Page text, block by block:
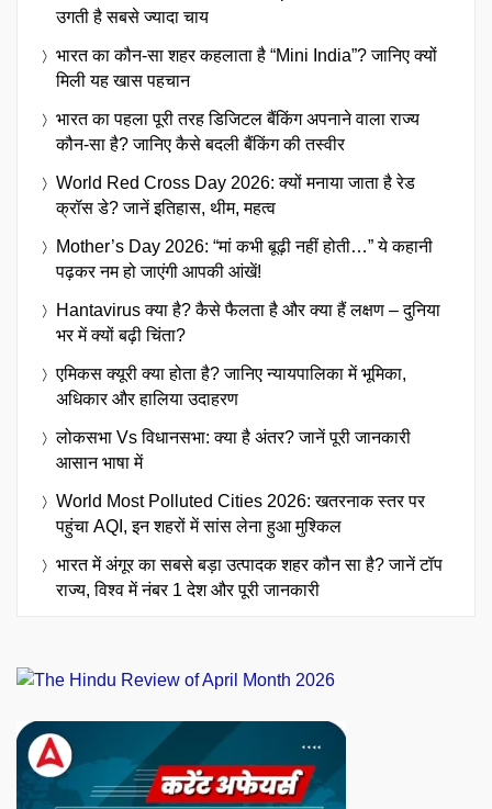
उगती है सबसे ज्यादा चाय
भारत का कौन-सा शहर कहलाता है “Mini India”? जानिए क्यों
मिली यह खास पहचान
भारत का पहला पूरी तरह डिजिटल बैंकिंग अपनाने वाला राज्य
कौन-सा है? जानिए कैसे बदली बैंकिंग की तस्वीर
World Red Cross Day 2026: क्यों मनाया जाता है रेड
क्रॉस डे? जानें इतिहास, थीम, महत्व
Mother’s Day 2026: “मां कभी बूढ़ी नहीं होती…” ये कहानी
पढ़कर नम हो जाएंगी आपकी आंखें!
Hantavirus क्या है? कैसे फैलता है और क्या हैं लक्षण – दुनिया
भर में क्यों बढ़ी चिंता?
एमिकस क्यूरी क्या होता है? जानिए न्यायपालिका में भूमिका,
अधिकार और हालिया उदाहरण
लोकसभा Vs विधानसभा: क्या है अंतर? जानें पूरी जानकारी
आसान भाषा में
World Most Polluted Cities 2026: खतरनाक स्तर पर
पहुंचा AQI, इन शहरों में सांस लेना हुआ मुश्किल
भारत में अंगूर का सबसे बड़ा उत्पादक शहर कौन सा है? जानें टॉप
राज्य, विश्व में नंबर 1 देश और पूरी जानकारी